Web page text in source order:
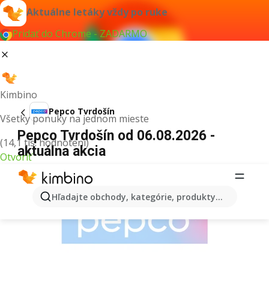
Aktuálne letáky vždy po ruke
Pridať do Chrome - ZADARMO
Kimbino
Všetky ponuky na jednom mieste
(14,1 tis. hodnotení)
Otvoriť
Hľadajte obchody, kategórie, produkty...
Pepco Tvrdošín
Pepco Tvrdošín od 06.08.2026 -
aktuálna akcia